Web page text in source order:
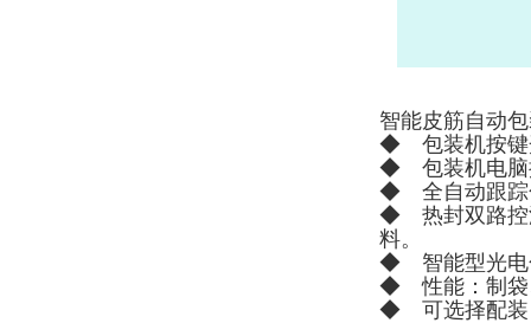
智能皮筋自动
◆ 包装机按键
◆ 包装机电脑
◆ 全自动跟踪
◆ 热封双路控
料。
◆ 智能型光电
◆ 性能：制袋
◆ 可选择配装